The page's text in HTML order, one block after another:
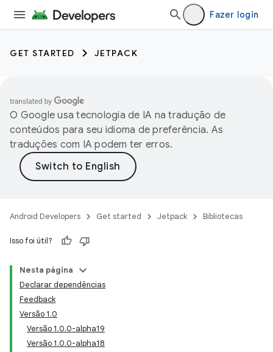
Fazer login
GET STARTED JETPACK
O Google usa tecnologia de IA na tradução de
conteúdos para seu idioma de preferência. As
traduções com IA podem ter erros.
Android Developers Get started Jetpack Bibliotecas
Isso foi útil?
Nesta página
Declarar dependências
Feedback
Versão 1.0
Versão 1.0.0-alpha19
Versão 1.0.0-alpha18